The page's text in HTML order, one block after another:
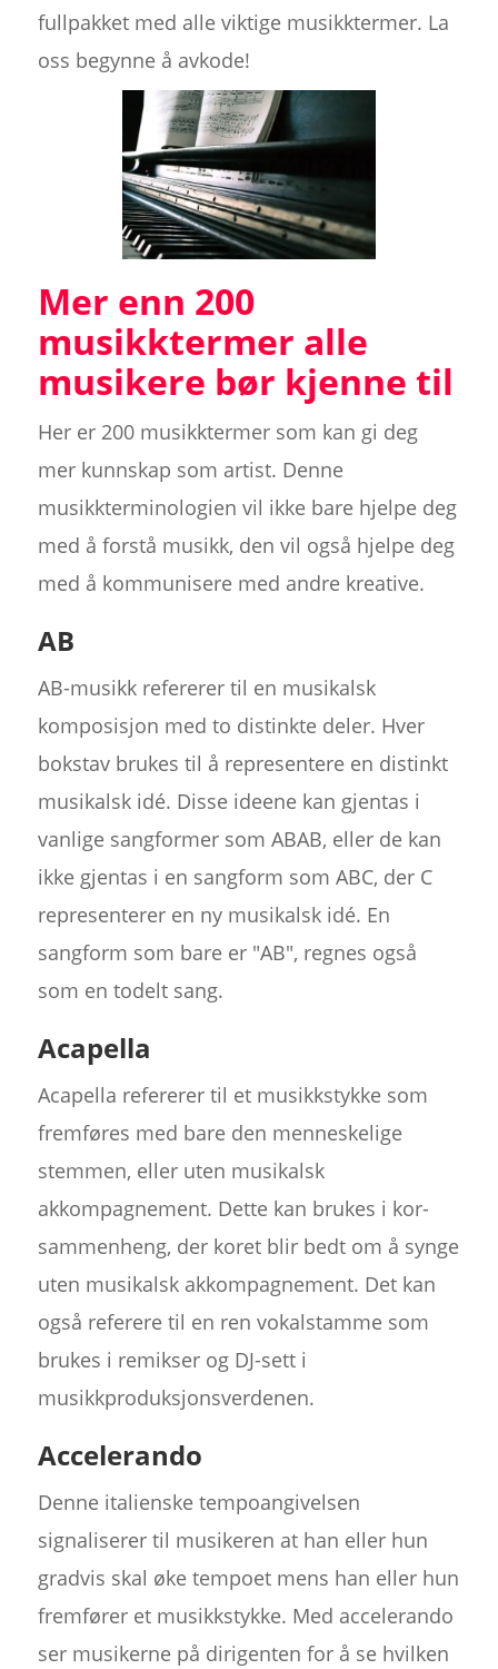
fullpakket med alle viktige musikktermer. La
oss begynne å avkode!
Mer enn 200
musikktermer alle
musikere bør kjenne til
Her er 200 musikktermer som kan gi deg
mer kunnskap som artist. Denne
musikkterminologien vil ikke bare hjelpe deg
med å forstå musikk, den vil også hjelpe deg
med å kommunisere med andre kreative.
AB
AB-musikk refererer til en musikalsk
komposisjon med to distinkte deler. Hver
bokstav brukes til å representere en distinkt
musikalsk idé. Disse ideene kan gjentas i
vanlige sangformer som ABAB, eller de kan
ikke gjentas i en sangform som ABC, der C
representerer en ny musikalsk idé. En
sangform som bare er "AB", regnes også
som en todelt sang.
Acapella
Acapella refererer til et musikkstykke som
fremføres med bare den menneskelige
stemmen, eller uten musikalsk
akkompagnement. Dette kan brukes i kor-
sammenheng, der koret blir bedt om å synge
uten musikalsk akkompagnement. Det kan
også referere til en ren vokalstamme som
brukes i remikser og DJ-sett i
musikkproduksjonsverdenen.
Accelerando
Denne italienske tempoangivelsen
signaliserer til musikeren at han eller hun
gradvis skal øke tempoet mens han eller hun
fremfører et musikkstykke. Med accelerando
ser musikerne på dirigenten for å se hvilken